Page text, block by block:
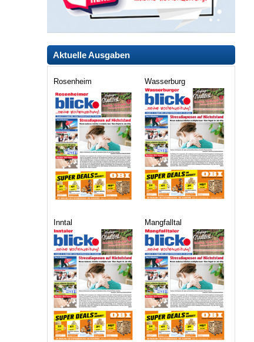
Aktuelle Ausgaben
Rosenheim Wasserburg
Inntal Mangfalltal